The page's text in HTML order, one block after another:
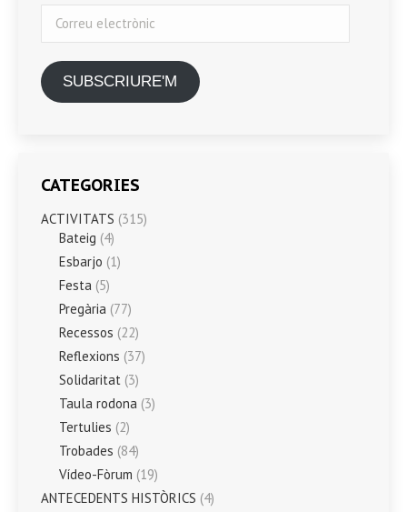
electrònic
SUBSCRIURE'M
CATEGORIES
ACTIVITATS (315)
Bateig (4)
Esbarjo (1)
Festa (5)
Pregària (77)
Recessos (22)
Reflexions (37)
Solidaritat (3)
Taula rodona (3)
Tertulies (2)
Trobades (84)
Vídeo-Fòrum (19)
ANTECEDENTS HISTÒRICS (4)